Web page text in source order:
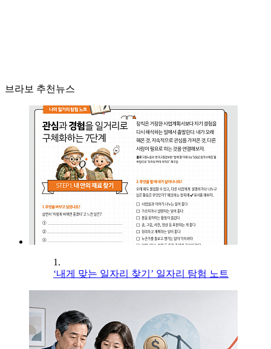
브라보 추천뉴스
1.
‘내게 맞는 일자리 찾기’ 일자리 탐험 노트